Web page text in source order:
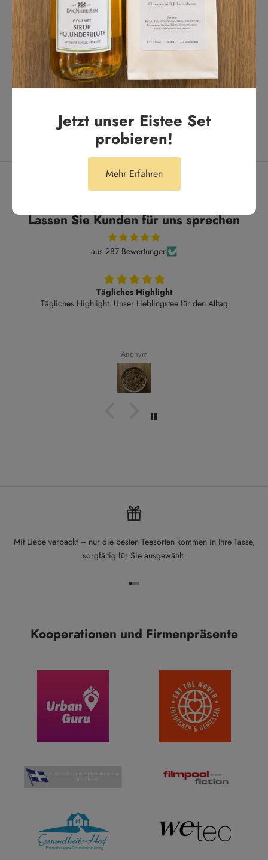
Jetzt unser Eistee Set
probieren!
Mehr Erfahren
Sort by
Anna F.
Tolle Zimtnote
Lassen Sie Kunden für uns sprechen
aus 287 Bewertungen
Tägliches Highlight
Tägliches Highlight. Unser Lieblingstee für den Alltag
Anonym
Mit Liebe verpackt – nur die besten Teesorten kommen in Ihre Tasse,
sorgfältig für Sie ausgewählt.
Gehe zu Element 1
Gehe zu Element 2
Gehe zu Element 3
Kooperationen und Firmenpräsente